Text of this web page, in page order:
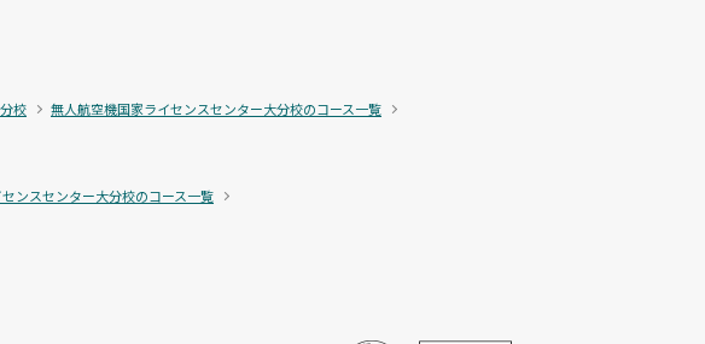
校
無人航空機国家ライセンスセンター大分校のコース一覧
ンスセンター大分校のコース一覧